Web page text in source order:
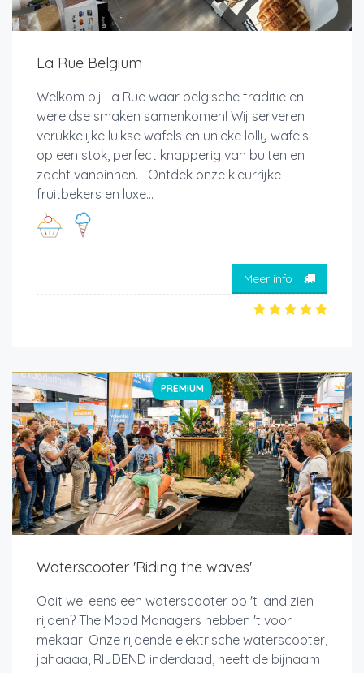
La Rue Belgium
Welkom bij La Rue waar belgische traditie en
wereldse smaken samenkomen! Wij serveren
verukkelijke luikse wafels en unieke lolly wafels
op een stok, perfect knapperig van buiten en
zacht vanbinnen. Ontdek onze kleurrijke
fruitbekers en luxe...
Meer info
PREMIUM
Waterscooter 'Riding the waves'
Ooit wel eens een waterscooter op 't land zien
rijden? The Mood Managers hebben 't voor
mekaar! Onze rijdende elektrische waterscooter,
jahaaaa, RIJDEND inderdaad, heeft de bijnaam